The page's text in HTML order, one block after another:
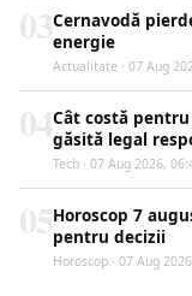
Cernavodă
energie
Actualitate · 07 Aug
Cât costă
găsită legal
Tech · 07 Aug 2026,
Horoscop 7
pentru decizii
Horoscop · 07 Aug